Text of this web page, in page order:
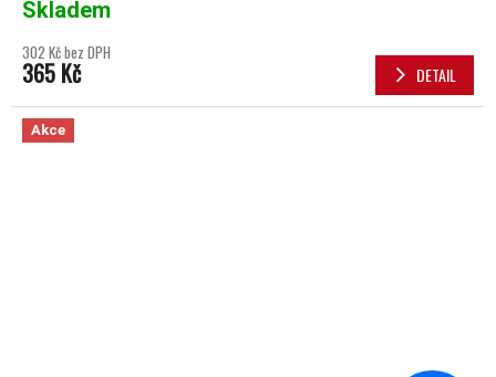
Skladem
302 Kč bez DPH
365 Kč DETAIL
Akce